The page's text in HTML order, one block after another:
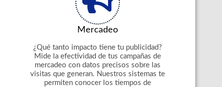
Mercadeo
¿Qué tanto impacto tiene tu publicidad?
Mide la efectividad de tus campañas de
mercadeo con datos precisos sobre las
visitas que generan. Nuestros sistemas te
permiten conocer los tiempos de